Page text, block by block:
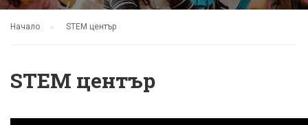
Начало STEM център
STEM център